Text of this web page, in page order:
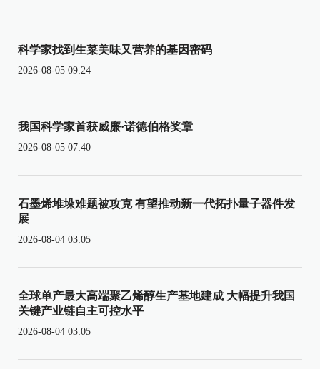
科学家找到生菜美味又营养的基因密码
2026-08-05 09:24
我国科学家首获威廉·诺德伯格奖章
2026-08-05 07:40
石墨烯堆垛难题被攻克 有望推动新一代拓扑量子器件发
展
2026-08-04 03:05
全球单产最大高端聚乙烯醇生产基地建成 大幅提升我国
关键产业链自主可控水平
2026-08-04 03:05